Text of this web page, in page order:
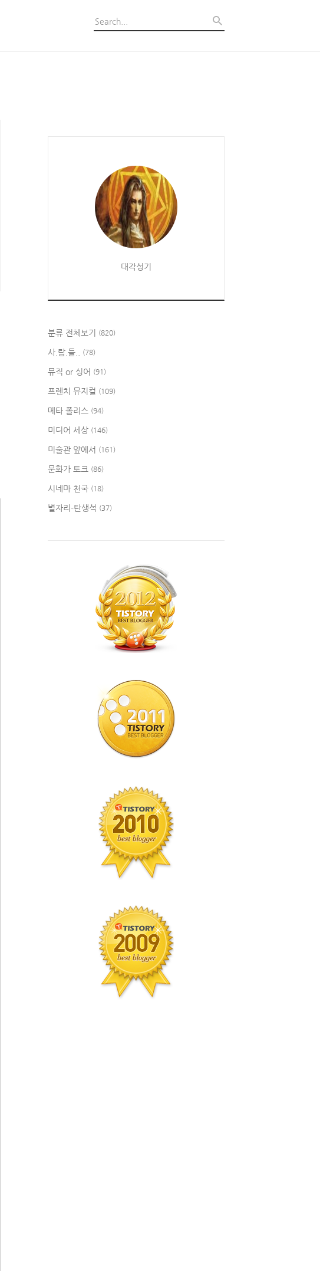
대각성기
분류 전체보기 (820)
사.람.들.. (78)
뮤직 or 싱어 (91)
프렌치 뮤지컬 (109)
메타 폴리스 (94)
미디어 세상 (146)
미술관 앞에서 (161)
문화가 토크 (86)
시네마 천국 (18)
별자리-탄생석 (37)